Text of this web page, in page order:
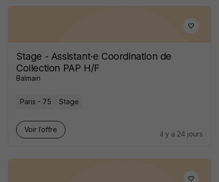
Stage - Assistant·e Coordination de
Collection PAP H/F
Balmain
Paris - 75 Stage
Voir l’offre
il y a 24 jours